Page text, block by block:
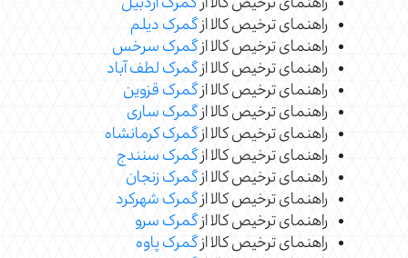
راهنمای ترخیص کالا ازگمرک دیلم
راهنمای ترخیص کالا ازگمرک سرخس
راهنمای ترخیص کالا ازگمرک لطف آباد
راهنمای ترخیص کالا ازگمرک قزوین
راهنمای ترخیص کالا ازگمرک ساری
راهنمای ترخیص کالا ازگمرک کرمانشاه
راهنمای ترخیص کالا ازگمرک سنندج
راهنمای ترخیص کالا ازگمرک زنجان
راهنمای ترخیص کالا ازگمرک شهرکرد
راهنمای ترخیص کالا ازگمرک سرو
راهنمای ترخیص کالا ازگمرک پاوه